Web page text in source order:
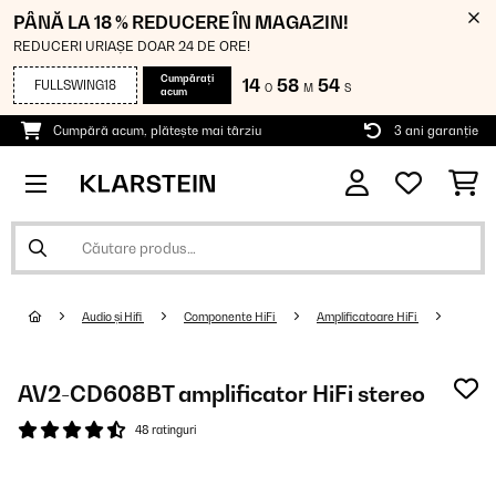
PÂNĂ LA 18 % REDUCERE ÎN MAGAZIN!
REDUCERI URIAȘE DOAR 24 DE ORE!
FULLSWING18
Cumpărați
acum
14 O 58 M 54 S
Cumpără acum, plătește mai târziu 3 ani garanție
Audio și Hifi Componente HiFi Amplificatoare HiFi
AV2-CD608BT amplificator HiFi stereo
48 ratinguri